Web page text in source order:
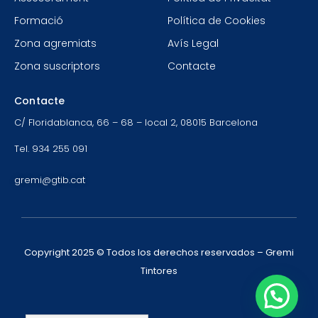
Formació
Zona agremiats
Zona suscriptors
Política de Cookies
Avís Legal
Contacte
Contacte
C/ Floridablanca, 66 – 68 – local 2, 08015 Barcelona
Tel. 934 255 091
gremi@gtib.cat
Copyright 2025 © Todos los derechos reservados – Gremi
Tintores